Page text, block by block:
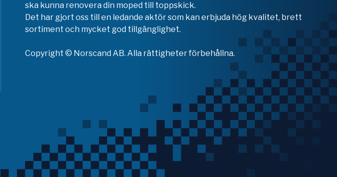
ska kunna renovera din moped till toppskick.
Det har gjort oss till en ledande aktör som kan erbjuda hög kvalitet, brett
sortiment och mycket god tillgänglighet.
Copyright © Norscand AB. Alla rättigheter förbehållna.